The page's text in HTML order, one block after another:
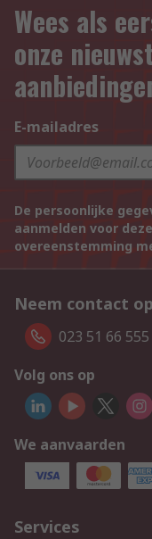
Wees als
onze
E-mailadres
De persoonlijke
aanmelden voor
overeenstemming
Neem contact op
023 51 66 555
Volg ons op
We aanvaarden
Services